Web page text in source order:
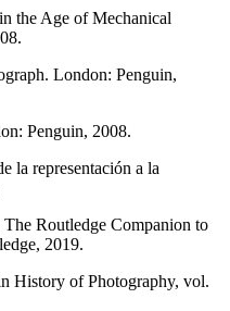
the Age of Mechanical
London: Penguin,
Penguin, 2008.
la representación a la
Routledge Companion to
2019.
History of Photography, vol.